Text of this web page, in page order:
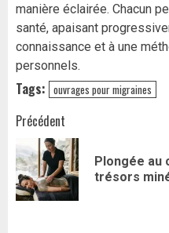
manière éclairée. Chacun
santé, apaisant
connaissance et à une
personnels.
Tags: ouvrages pour migraines
Navigation
d’article
Précédent
Plongée au
trésors